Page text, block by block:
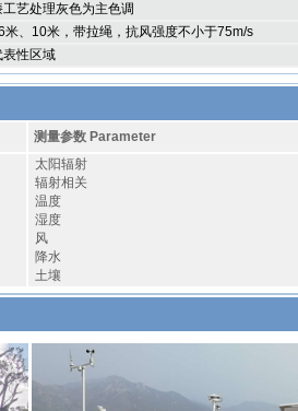
艺处理灰色为主色调
米、10米，带拉绳，抗风强度不小于75m/s
表性区域
测量参数 Parameter
太阳辐射
辐射相关
温度
湿度
风
降水
土壤